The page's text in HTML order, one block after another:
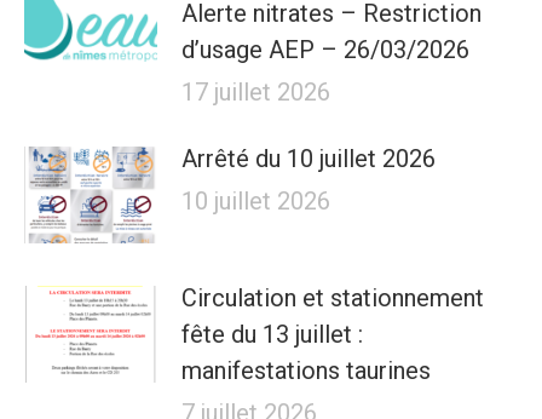
Alerte nitrates – Restriction
d’usage AEP – 26/03/2026
17 juillet 2026
Arrêté du 10 juillet 2026
10 juillet 2026
Circulation et stationnement
fête du 13 juillet :
manifestations taurines
7 juillet 2026